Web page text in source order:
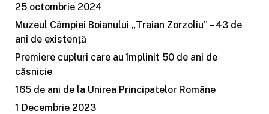
25 octombrie 2024
Muzeul Câmpiei Boianului „Traian Zorzoliu” – 43 de
ani de existență
Premiere cupluri care au împlinit 50 de ani de
căsnicie
165 de ani de la Unirea Principatelor Române
1 Decembrie 2023